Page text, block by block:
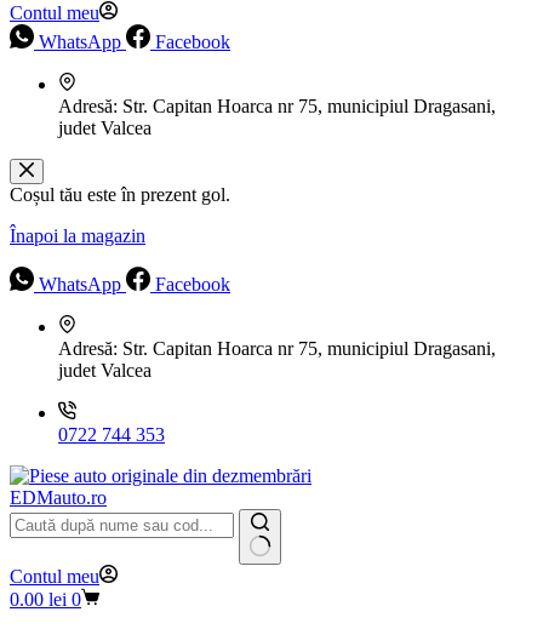
Contul meu
WhatsApp
Facebook
Adresă: Str. Capitan Hoarca nr 75, municipiul Dragasani,
judet Valcea
Coșul tău este în prezent gol.
Înapoi la magazin
WhatsApp Facebook
Adresă: Str. Capitan Hoarca nr 75, municipiul Dragasani,
judet Valcea
0722 744 353
EDMauto.ro
Niciun
rezultat
Contul meu
Coș
0.00 lei 0